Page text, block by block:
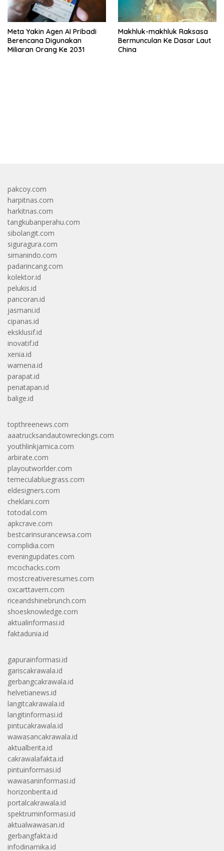
Meta Yakin Agen AI Pribadi
Berencana Digunakan
Miliaran Orang Ke 2031
Makhluk-makhluk Raksasa
Bermunculan Ke Dasar Laut
China
pakcoy.com
harpitnas.com
harkitnas.com
tangkubanperahu.com
sibolangit.com
siguragura.com
simanindo.com
padarincang.com
kolektor.id
pelukis.id
pancoran.id
jasmani.id
cipanas.id
eksklusif.id
inovatif.id
xenia.id
wamena.id
parapat.id
penatapan.id
balige.id
topthreenews.com
aaatrucksandautowreckings.com
youthlinkjamica.com
arbirate.com
playoutworlder.com
temeculabluegrass.com
eldesigners.com
cheklani.com
totodal.com
apkcrave.com
bestcarinsurancewsa.com
complidia.com
eveningupdates.com
mcochacks.com
mostcreativeresumes.com
oxcarttavern.com
riceandshinebrunch.com
shoesknowledge.com
aktualinformasi.id
faktadunia.id
gapurainformasi.id
gariscakrawala.id
gerbangcakrawala.id
helvetianews.id
langitcakrawala.id
langitinformasi.id
pintucakrawala.id
wawasancakrawala.id
aktualberita.id
cakrawalafakta.id
pintuinformasi.id
wawasaninformasi.id
horizonberita.id
portalcakrawala.id
spektruminformasi.id
aktualwawasan.id
gerbangfakta.id
infodinamika.id